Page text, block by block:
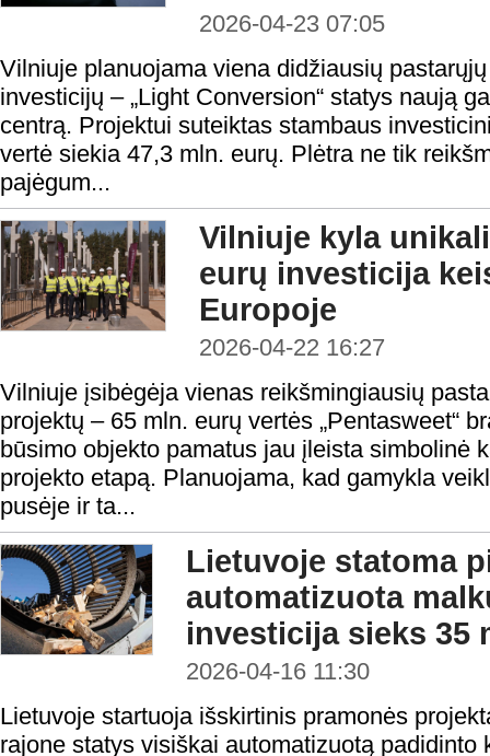
2026-04-23 07:05
Vilniuje planuojama viena didžiausių
investicijų – „Light Conversion“ statys naują
centrą. Projektui suteiktas stambaus
vertė siekia 47,3 mln. eurų. Plėtra ne tik
pajėgum...
Vilniuje kyla
eurų investicija
Europoje
2026-04-22 16:27
Vilniuje įsibėgėja vienas reikšmingiausių
projektų – 65 mln. eurų vertės „Pentasweet“
būsimo objekto pamatus jau įleista simbolinė
projekto etapą. Planuojama, kad gamykla
pusėje ir ta...
Lietuvoje statoma
automatizuota
investicija sieks 35
2026-04-16 11:30
Lietuvoje startuoja išskirtinis pramonės
rajone statys visiškai automatizuotą padidinto